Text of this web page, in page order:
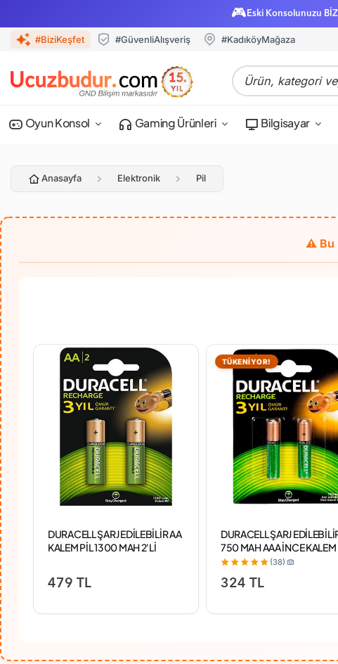
🎮 Eski Konsolunuzu
#BiziKeşfet #GüvenliAlışveriş #KadıköyMağaza
Oyun Konsol Gaming Ürünleri Bilgisayar
Anasayfa Elektronik Pil
DURACELL ŞARJ EDİLEBİLİR AA
KALEM PİL 1300 MAH 2'Lİ
479 TL
TÜKENİYOR!
DURACELL ŞARJ
750 MAH AAA İNCE KALEM
(38)
324 TL